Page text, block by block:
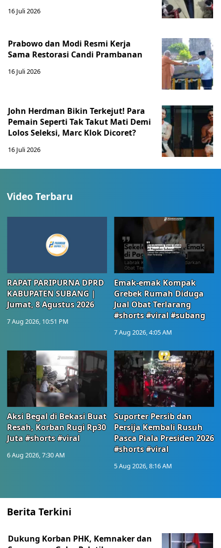
16 Juli 2026
Prabowo dan Modi Resmi Kerja
Sama Restorasi Candi Prambanan
16 Juli 2026
John Herdman Bikin Terkejut! Para
Pemain Seperti Tak Takut Mati Demi
Lolos Seleksi, Marc Klok Dicoret?
16 Juli 2026
Video Terbaru
RAPAT PARIPURNA DPRD
KABUPATEN SUBANG |
Jumat, 8 Agustus 2026
7 Aug 2026, 10:51 PM
Emak-emak Kompak
Grebek Rumah Diduga
Jual Obat Terlarang
#shorts #viral #subang
7 Aug 2026, 4:05 AM
Aksi Begal di Bekasi Buat
Resah, Korban Rugi Rp30
Juta #shorts #viral
6 Aug 2026, 7:30 AM
Suporter Persib dan
Persija Kembali Rusuh
Pasca Piala Presiden 2026
#shorts #viral
5 Aug 2026, 8:16 AM
Berita Terkini
Dukung Korban PHK, Kemnaker dan